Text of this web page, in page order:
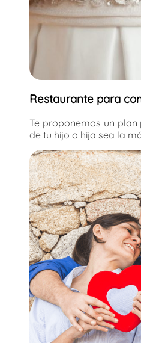
Restaurante para
Te proponemos un
de tu hijo o hija sea la